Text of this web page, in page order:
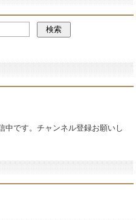
中です。チャンネル登録お願いし